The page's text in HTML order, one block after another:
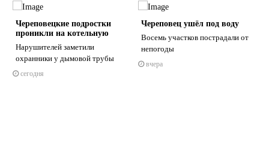
Череповецкие подростки
проникли на котельную
Нарушителей заметили
охранники у дымовой трубы
сегодня
Череповец ушёл под воду
Восемь участков пострадали от
непогоды
вчера